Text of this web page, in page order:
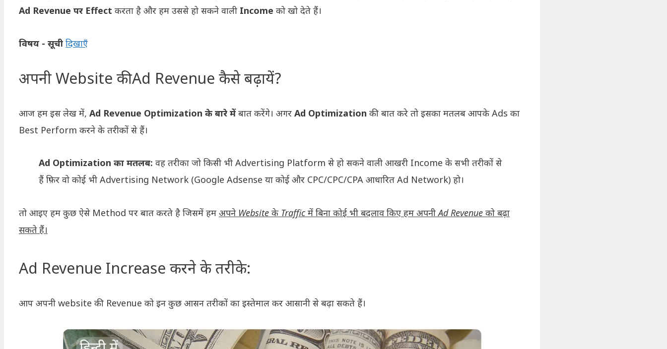
Ad Revenue पर Effect करता है और हम उससे हो सकने वाली Income को खो देते हैं।
विषय - सूची दिखाएँ
अपनी Website की Ad Revenue कैसे बढ़ायें?
आज हम इस लेख में, Ad Revenue Optimization के बारे मेंबात करेंगे। अगर Ad Optimization की बात करे तो इसका मतलब आपके Ads का
Best Perform करने के तरीकों से हैं।
Ad Optimization का मतलब: वह तरीका जो किसी भी Advertising Platform से हो सकने वाली आखरी Income के सभी तरीकों से
हैं फ़िर वो कोई भी Advertising Network (Google Adsense या कोई और CPC/CPC/CPA आधारित Ad Network) हो।
तो आइए हम कुछ ऐसे Method पर बात करते है जिसमें हम अपने Website के Traffic में बिना कोई भी बदलाव किए हम अपनी Ad Revenue को बढ़ा
सकते हैं।
Ad Revenue Increase करने के तरीके:
आप अपनी website की Revenue को इन कुछ आसन तरीकों का इस्तेमाल कर आसानी से बढ़ा सकते हैं।